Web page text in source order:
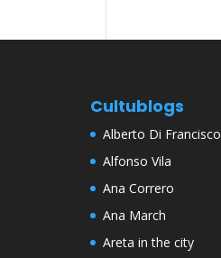
Cultublogs
Alberto Di Francisco
Alfonso Vila
Ana Correro
Ana March
Areta in the city